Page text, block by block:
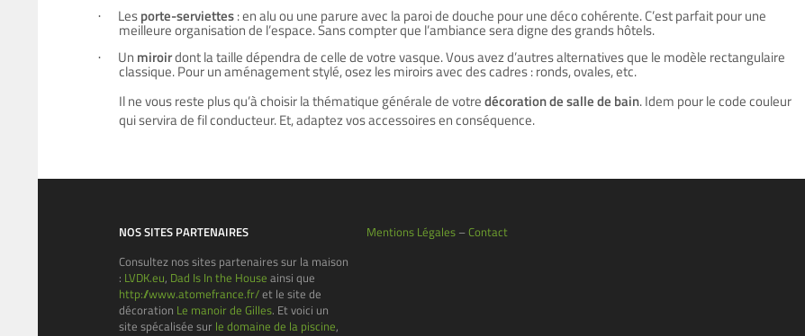
· Lesporte-serviettes: en alu ou une parure avec la paroi de douche pour une déco cohérente. C’est parfait pour une
meilleure organisation de l’espace. Sans compter que l’ambiance sera digne des grands hôtels.
· Un miroirdont la taille dépendra de celle de votre vasque. Vous avez d’autres alternatives que le modèle rectangulaire
classique. Pour un aménagement stylé, osez les miroirs avec des cadres : ronds, ovales, etc.
Il ne vous reste plus qu’à choisir la thématique générale de votredécoration de salle de bain. Idem pour le code couleur
qui servira de fil conducteur. Et, adaptez vos accessoires en conséquence.
NOS SITES PARTENAIRES
Consultez nos sites partenaires sur la maison
: LVDK.eu, Dad Is In the House ainsi que
http://www.atomefrance.fr/et le site de
décoration Le manoir de Gilles. Et voici un
site spécalisée sur le domaine de la piscine,
Mentions Légales –Contact